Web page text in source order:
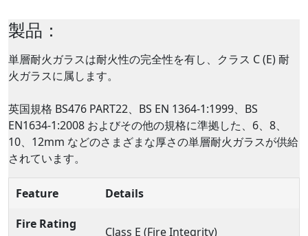
製品：
単層耐火ガラスは耐火性の完全性を有し、クラス C (E) 耐
火ガラスに属します。
英国規格 BS476 PART22、BS EN 1364-1:1999、BS
EN1634-1:2008 およびその他の規格に準拠した、6、8、
10、12mm などのさまざまな厚さの単層耐火ガラスが供給
されています。
Feature
Details
Fire Rating
Class E (Fire Integrity)